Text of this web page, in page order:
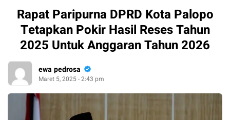
Rapat Paripurna DPRD Kota Palopo
Tetapkan Pokir Hasil Reses Tahun
2025 Untuk Anggaran Tahun 2026
ewa pedrosa
Maret 5, 2025 - 2:43 pm